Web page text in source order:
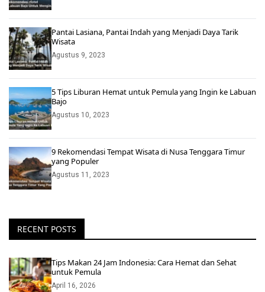
Pantai Lasiana, Pantai Indah yang Menjadi Daya Tarik
Wisata
Agustus 9, 2023
5 Tips Liburan Hemat untuk Pemula yang Ingin ke Labuan
Bajo
Agustus 10, 2023
9 Rekomendasi Tempat Wisata di Nusa Tenggara Timur
yang Populer
Agustus 11, 2023
RECENT POSTS
Tips Makan 24 Jam Indonesia: Cara Hemat dan Sehat
untuk Pemula
April 16, 2026